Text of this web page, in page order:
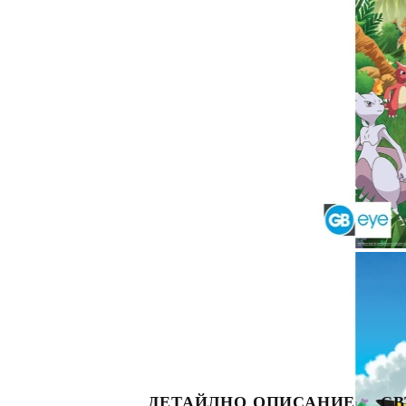
ДЕТАЙЛНО ОПИСАНИЕ